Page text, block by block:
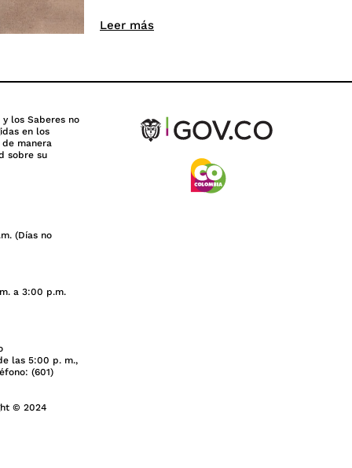
Leer más
los Saberes no
en los
manera
sobre su
(Días no
a 3:00 p.m.
las 5:00 p. m.,
(601)
© 2024